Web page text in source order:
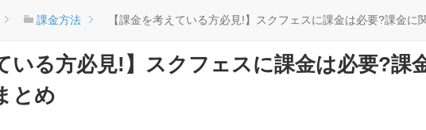
課金方法 【課金を考えている方必見!】スクフェスに課金は必要?課金に
いる方必見!】スクフェスに課金は必要?課
とめ